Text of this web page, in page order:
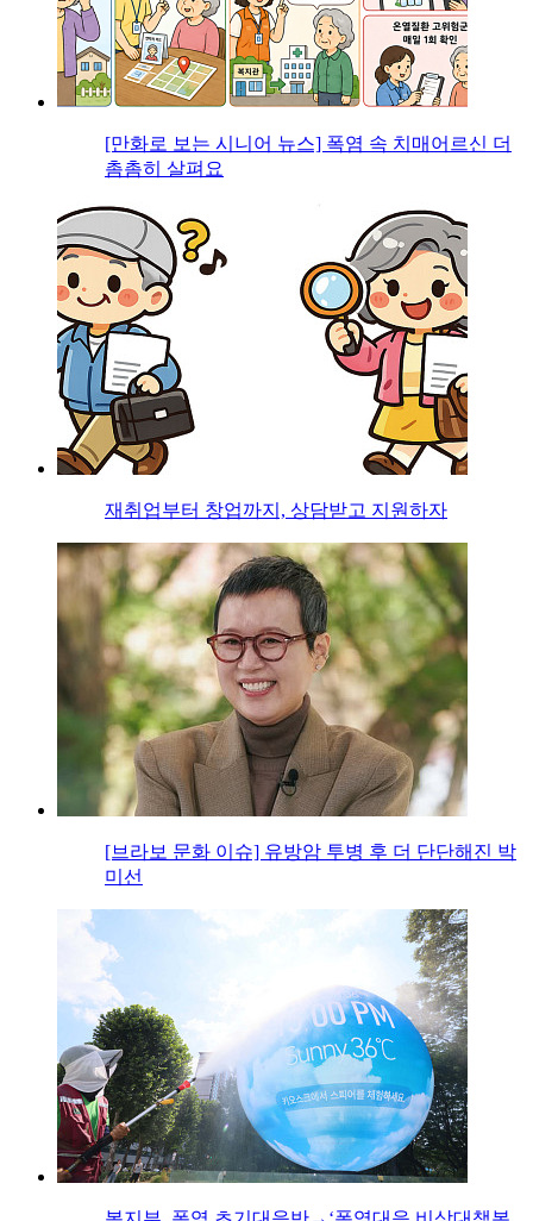
[만화로 보는 시니어 뉴스] 폭염 속 치매어르신 더
촘촘히 살펴요
재취업부터 창업까지, 상담받고 지원하자
[브라보 문화 이슈] 유방암 투병 후 더 단단해진 박
미선